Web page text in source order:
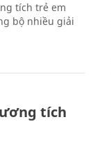
tích trẻ em
bộ nhiều giải
tích